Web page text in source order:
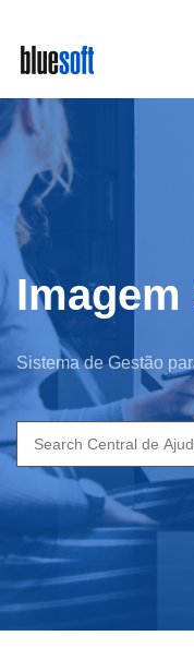
main
content
Imagem
Sistema de Gestão
Search
for: